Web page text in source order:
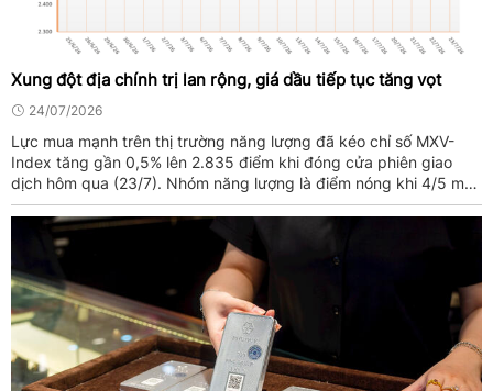
Xung đột địa chính trị lan rộng, giá dầu tiếp tục tăng vọt
24/07/2026
Lực mua mạnh trên thị trường năng lượng đã kéo chỉ số MXV-
Index tăng gần 0,5% lên 2.835 điểm khi đóng cửa phiên giao
dịch hôm qua (23/7). Nhóm năng lượng là điểm nóng khi 4/5 mặt
hàng đóng cửa trong sắc xanh, trong đó giá 2 mặt hàng dầu thô
tăng vọt ...